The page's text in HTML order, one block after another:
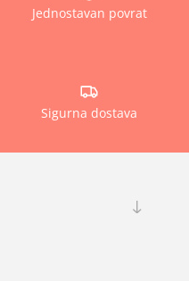
Jednostavan povrat
Sigurna dostava